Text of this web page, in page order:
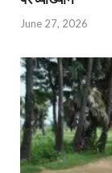
June 27, 2026